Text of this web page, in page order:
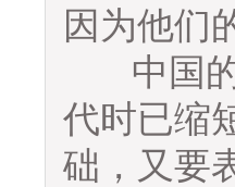
因为他们
中国的
代时已缩
础，又要